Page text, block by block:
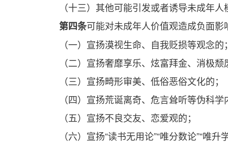
（十三）其他可能引发或者诱导未成年
第四条可能对未成年人价值观造成负面
（一）宣扬漠视生命、自我贬损等观念的
（二）宣扬奢靡享乐、炫富拜金、消极
（三）宣扬畸形审美、低俗恶俗文化的；
（四）宣扬荒诞离奇、危言耸听等伪科
（五）宣扬不良交友、恋爱观的；
（六）宣扬“读书无用论”“唯分数论”“唯升